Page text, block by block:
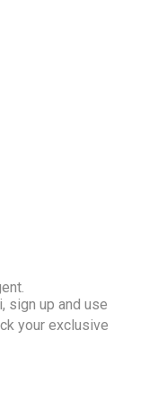
sign up and use
your exclusive